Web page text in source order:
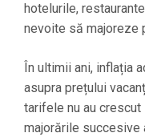
hotelurile,
nevoite să majoreze
În ultimii ani, inflația
asupra prețului
tarifele nu au crescut
majorările succesive